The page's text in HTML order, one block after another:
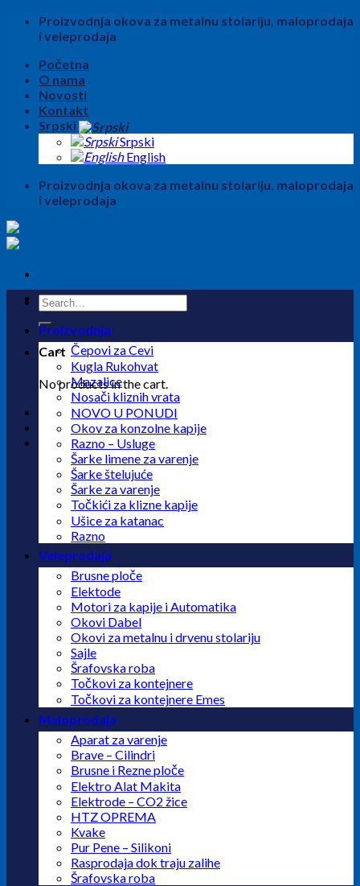
Skip
Proizvodnja okova za metalnu stolariju, maloprodaja
i veleprodaja
Početna
O nama
Novosti
Kontakt
Srpski
Srpski
English
Proizvodnja okova za metalnu stolariju, maloprodaja
i veleprodaja
Search
for:
Cart
No products in the cart.
Proizvodnja
Čepovi za Cevi
Kugla Rukohvat
Mazalice
Nosači kliznih vrata
NOVO U PONUDI
Okov za konzolne kapije
Razno – Usluge
Šarke limene za varenje
Šarke štelujuće
Šarke za varenje
Točkići za klizne kapije
Ušice za katanac
Razno
Veleprodaja
Brusne ploče
Elektode
Motori za kapije i Automatika
Okovi Dabel
Okovi za metalnu i drvenu stolariju
Sajle
Šrafovska roba
Točkovi za kontejnere
Točkovi za kontejnere Emes
Maloprodaja
Aparat za varenje
Brave – Cilindri
Brusne i Rezne ploče
Elektro Alat Makita
Elektrode – CO2 žice
HTZ OPREMA
Kvake
Pur Pene – Silikoni
Rasprodaja dok traju zalihe
Šrafovska roba